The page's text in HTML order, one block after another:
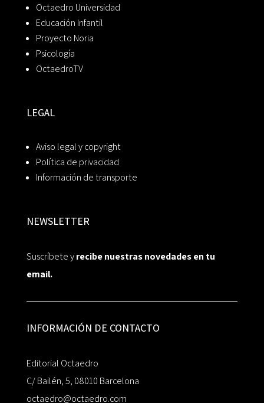
Octaedro Universidad
Educación Infantil
Proyecto Noria
Psicología
OctaedroTV
LEGAL
Aviso legal y copyright
Política de privacidad
Información de transporte
NEWSLETTER
Suscríbete yrecibe nuestras novedades en tu
email.
INFORMACIÓN DE CONTACTO
Editorial Octaedro
C/ Bailén, 5, 08010 Barcelona
octaedro@octaedro.com